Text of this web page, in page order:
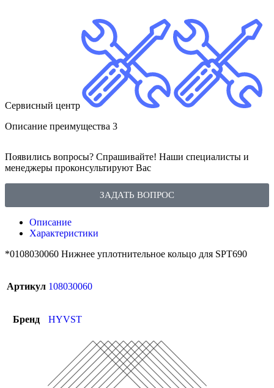
Сервисный центр
Описание преимущества 3
Появились вопросы? Спрашивайте! Наши специалисты и
менеджеры проконсультируют Вас
ЗАДАТЬ ВОПРОС
Описание
Характеристики
*0108030060 Нижнее уплотнительное кольцо для SPT690
Артикул 108030060
Бренд HYVST